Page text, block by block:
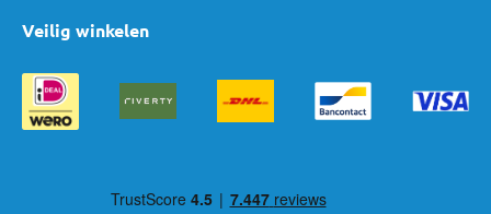
Veilig winkelen